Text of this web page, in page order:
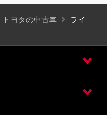
トヨタの中古車
ライ